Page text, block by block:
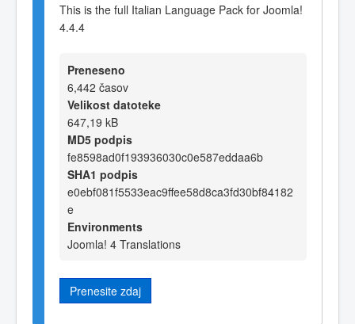
This is the full Italian Language Pack for Joomla!
4.4.4
Preneseno
6,442 časov
Velikost datoteke
647,19 kB
MD5 podpis
fe8598ad0f193936030c0e587eddaa6b
SHA1 podpis
e0ebf081f5533eac9ffee58d8ca3fd30bf84182
e
Environments
Joomla! 4 Translations
Prenesite zdaj